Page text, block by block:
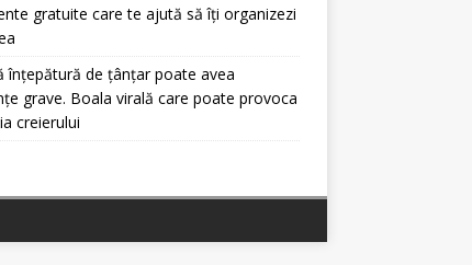
gratuite care te ajută să îți organizezi
înțepătură de țânțar poate avea
grave. Boala virală care poate provoca
creierului